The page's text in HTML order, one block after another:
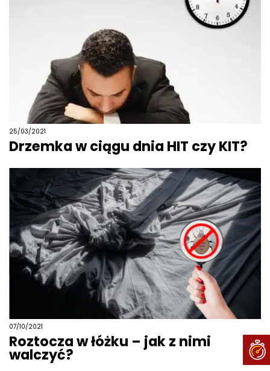
25/03/2021
Drzemka w ciągu dnia HIT czy KIT?
07/10/2021
Roztocza w łóżku – jak z nimi
walczyć?